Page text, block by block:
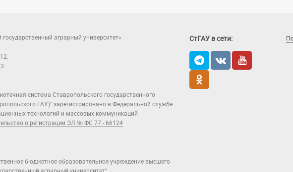
аграрный университет»
система Ставропольского государственного
ГАУ)" зарегистрировано в Федеральной службе
технологий и массовых коммуникаций
о регистрации ЭЛ № ФС 77 - 66124
бюджетное образовательное учреждение высшего
СтГАУ в сети: